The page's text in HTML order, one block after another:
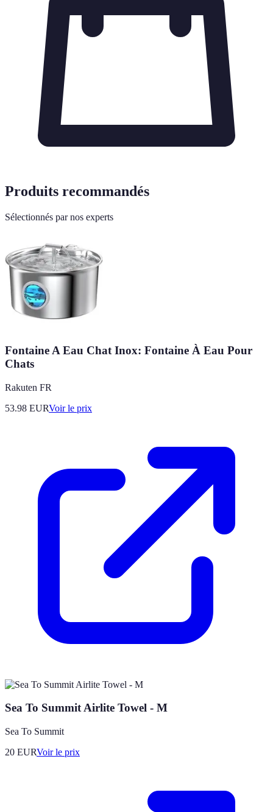
Produits recommandés
Sélectionnés par nos experts
Fontaine A Eau Chat Inox: Fontaine À Eau Pour
Chats
Rakuten FR
53.98 EURVoir le prix
Sea To Summit Airlite Towel - M
Sea To Summit
20 EURVoir le prix